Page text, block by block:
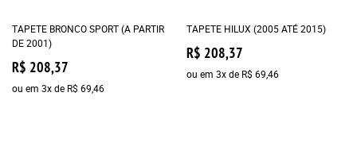
TAPETE BRONCO SPORT (A PARTIR
DE 2001)
R$ 208,37
ou em 3xde R$ 69,46
TAPETE HILUX (2005 ATÉ 2015)
R$ 208,37
ou em 3xde R$ 69,46